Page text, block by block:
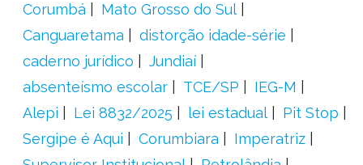
Corumbá
Mato Grosso do Sul
Canguaretama
distorção idade-série
caderno jurídico
Jundiaí
absenteísmo escolar
TCE/SP
IEG-M
Alepi
Lei 8832/2025 lei estadual
Pit Stop
Sergipe é Aqui
Corumbiara
Imperatriz